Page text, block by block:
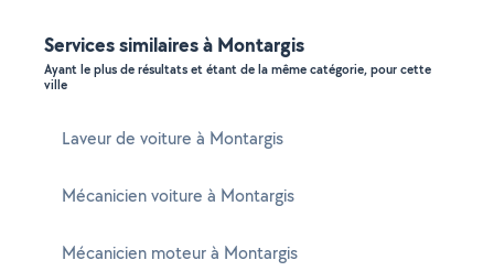
Services similaires à Montargis
Ayant le plus de résultats et étant de la même catégorie, pour cette
ville
Laveur de voiture à Montargis
Mécanicien voiture à Montargis
Mécanicien moteur à Montargis